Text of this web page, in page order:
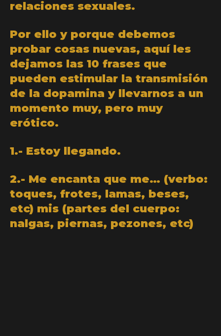
relaciones sexuales.
Por ello y porque debemos
probar cosas nuevas, aquí les
dejamos las 10 frases que
pueden estimular la transmisión
de la dopamina y llevarnos a un
momento muy, pero muy
erótico.
1.- Estoy llegando.
2.- Me encanta que me… (verbo:
toques, frotes, lamas, beses,
etc) mis (partes del cuerpo:
nalgas, piernas, pezones, etc)